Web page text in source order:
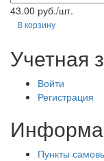
43.00 руб./шт.
В корзину
Учетная
Войти
Регистрация
Пункты